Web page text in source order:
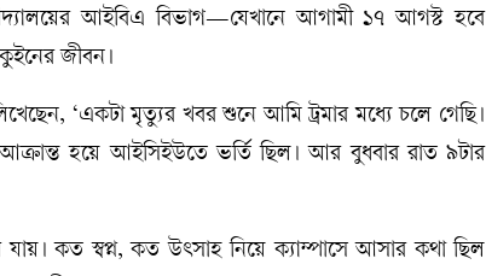
আইবিএ বিভাগ—যেখানে আগামী ১৭ আগস্ট হবে
কুইনের জীবন।
‘একটা মৃত্যুর খবর শুনে আমি ট্রমার মধ্যে চলে গেছি।
হয়ে আইসিইউতে ভর্তি ছিল। আর বুধবার রাত ৯টার
কত স্বপ্ন, কত উৎসাহ নিয়ে ক্যাম্পাসে আসার কথা ছিল